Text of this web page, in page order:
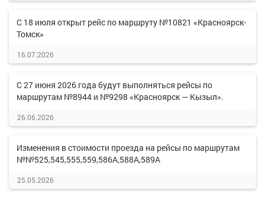
С 18 июля открыт рейс по маршруту №10821 «Красноярск-
Томск»
16.07.2026
С 27 июня 2026 года будут выполняться рейсы по
маршрутам №8944 и №9298 «Красноярск — Кызыл».
26.06.2026
Изменения в стоимости проезда на рейсы по маршрутам
№№525,545,555,559,586А,588А,589А
25.05.2026